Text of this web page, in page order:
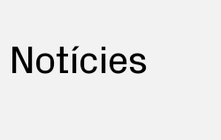
Notícies